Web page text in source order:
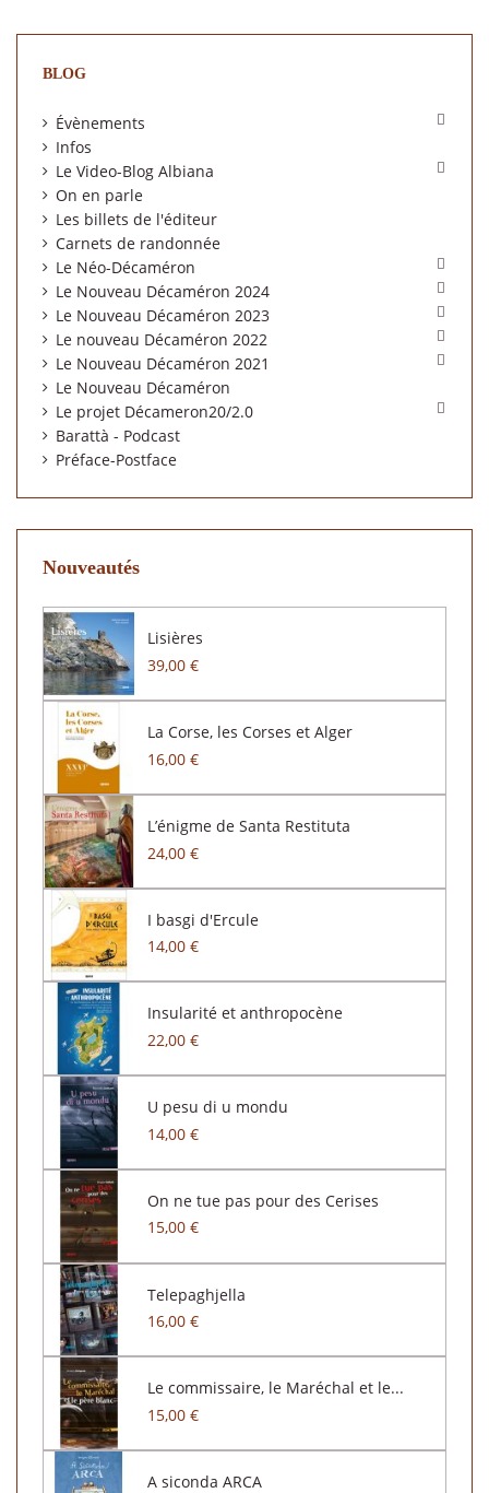
BLOG
Évènements 
Infos
Le Video-Blog Albiana

On en parle
Les billets de l'éditeur
Carnets de randonnée
Le Néo-Décaméron

Le Nouveau Décaméron 2024 
Le Nouveau Décaméron 2023 
Le nouveau Décaméron 2022 
Le Nouveau Décaméron 2021 
Le Nouveau Décaméron
Le projet Décameron20/2.0

Barattà - Podcast
Préface-Postface
Nouveautés
Lisières
39,00 €
La Corse, les Corses et Alger
16,00 €
L’énigme de Santa Restituta
24,00 €
I basgi d'Ercule
14,00 €
Insularité et anthropocène
22,00 €
U pesu di u mondu
14,00 €
On ne tue pas pour des Cerises
15,00 €
Telepaghjella
16,00 €
Le commissaire, le Maréchal et le...
15,00 €
A siconda ARCA